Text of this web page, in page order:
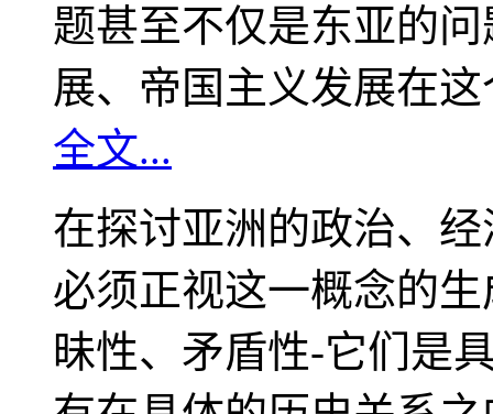
题甚至不仅是东亚的
展、帝国主义发展在
全文...
在探讨亚洲的政治、
必须正视这一概念的
昧性、矛盾性-它们是